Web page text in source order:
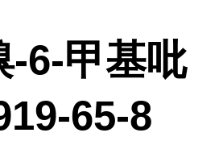
-6-甲基吡
65-8